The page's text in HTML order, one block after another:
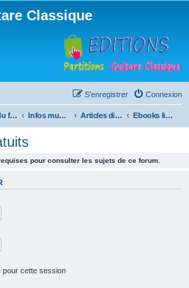
Classique
Connexion
S’enregistrer
Index du forum Infos musicales Articles divers Ebooks libres et gratuits
pour consulter les sujets de ce forum.
pour cette session